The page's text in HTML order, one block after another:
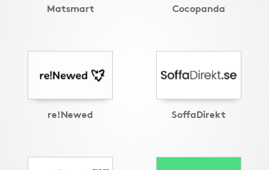
Matsmart Cocopanda
re!Newed SoffaDirekt